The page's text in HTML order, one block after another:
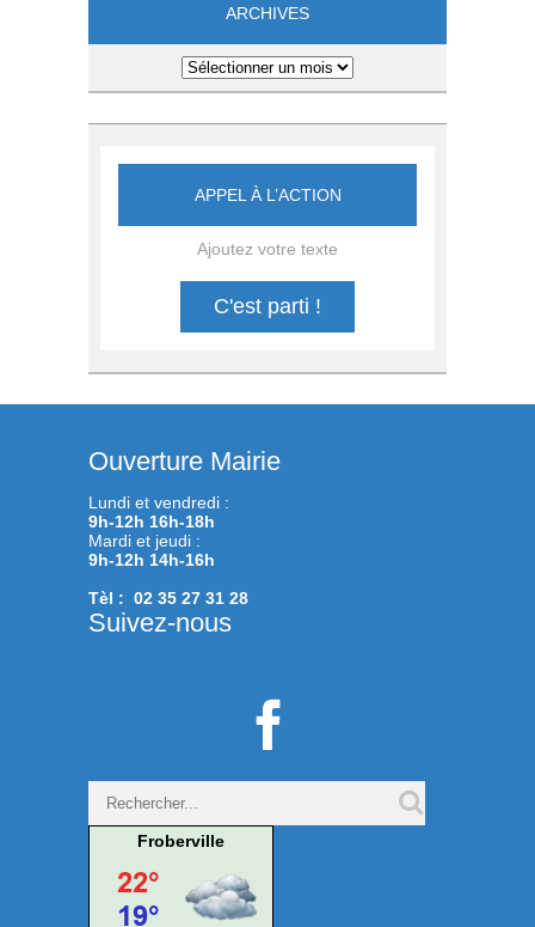
ARCHIVES
APPEL À L’ACTION
Ajoutez votre texte
C'est parti !
Ouverture Mairie
Lundi et vendredi :
9h-12h 16h-18h
Mardi et jeudi :
9h-12h 14h-16h
Tèl : 02 35 27 31 28
Suivez-nous

Froberville